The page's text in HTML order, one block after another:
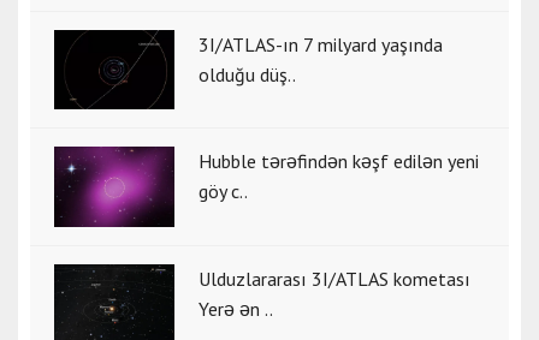
3I/ATLAS-ın 7 milyard yaşında
olduğu düş..
Hubble tərəfindən kəşf edilən yeni
göy c..
Ulduzlararası 3I/ATLAS kometası
Yerə ən ..